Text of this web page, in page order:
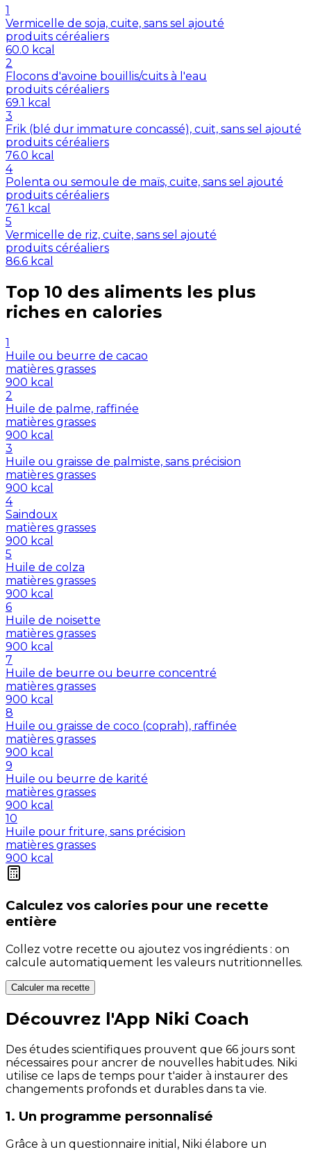
1
Vermicelle de soja, cuite, sans sel ajouté
produits céréaliers
60.0 kcal
2
Flocons d'avoine bouillis/cuits à l'eau
produits céréaliers
69.1 kcal
3
Frik (blé dur immature concassé), cuit, sans sel ajouté
produits céréaliers
76.0 kcal
4
Polenta ou semoule de maïs, cuite, sans sel ajouté
produits céréaliers
76.1 kcal
5
Vermicelle de riz, cuite, sans sel ajouté
produits céréaliers
86.6 kcal
Top 10 des aliments les plus
riches en calories
1
Huile ou beurre de cacao
matières grasses
900 kcal
2
Huile de palme, raffinée
matières grasses
900 kcal
3
Huile ou graisse de palmiste, sans précision
matières grasses
900 kcal
4
Saindoux
matières grasses
900 kcal
5
Huile de colza
matières grasses
900 kcal
6
Huile de noisette
matières grasses
900 kcal
7
Huile de beurre ou beurre concentré
matières grasses
900 kcal
8
Huile ou graisse de coco (coprah), raffinée
matières grasses
900 kcal
9
Huile ou beurre de karité
matières grasses
900 kcal
10
Huile pour friture, sans précision
matières grasses
900 kcal
Calculez vos calories pour une recette
entière
Collez votre recette ou ajoutez vos ingrédients : on
calcule automatiquement les valeurs nutritionnelles.
Calculer ma recette
Découvrez l'App Niki Coach
Des études scientifiques prouvent que 66 jours sont
nécessaires pour ancrer de nouvelles habitudes. Niki
utilise ce laps de temps pour t'aider à instaurer des
changements profonds et durables dans ta vie.
1. Un programme personnalisé
Grâce à un questionnaire initial, Niki élabore un